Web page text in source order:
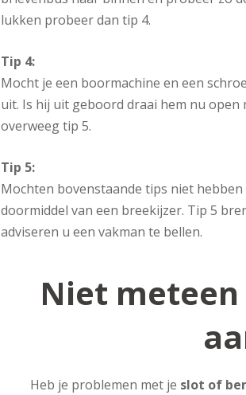
lukken probeer dan tip 4.
Tip 4:
Mocht je een boormachine en een
uit. Is hij uit geboord draai hem nu
overweeg tip 5.
Tip 5:
Mochten bovenstaande tips niet
doormiddel van een breekijzer. Tip 5
adviseren u een vakman te bellen.
Niet
Heb je problemen met je slot of